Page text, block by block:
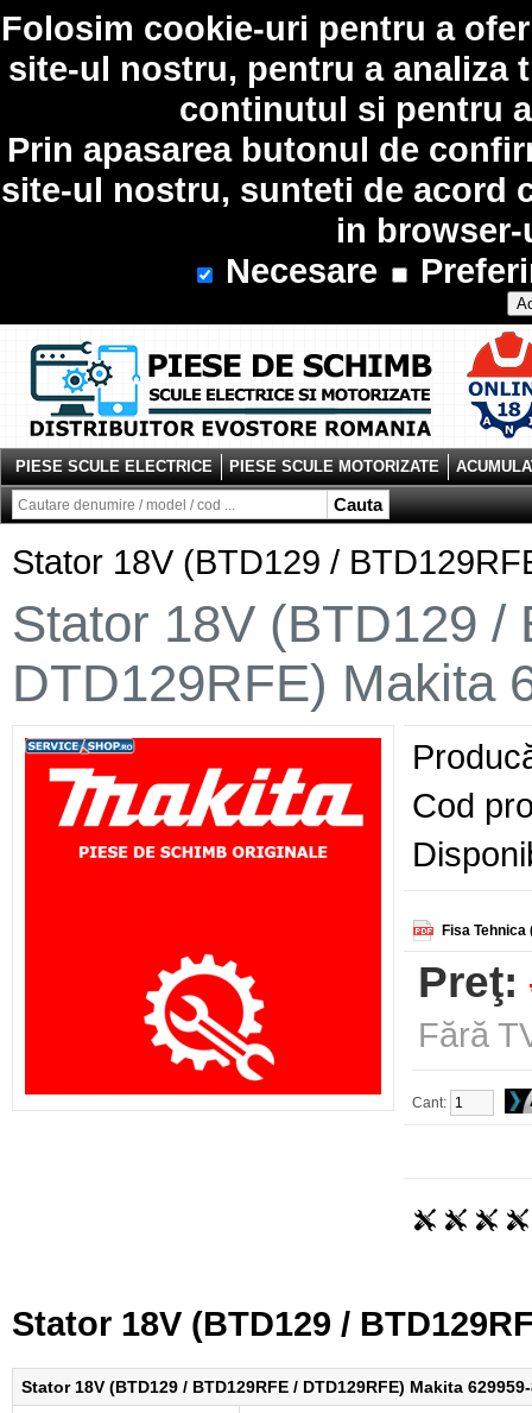
Folosim cookie-uri pentru a
site-ul nostru, pentru a analiza
continutul si pentru
Prin apasarea butonul de
site-ul nostru, sunteti de acord
in
Necesare
Cauta
PIESE SCULE ELECTRICE PIESE SCULE MOTORIZATE
Stator 18V (BTD129 /
Stator 18V (BTD129 /
DTD129RFE) Makita
Cod
Fisa Tehnica
Preţ:
Fără
Cant:
Stator 18V (BTD129 /
Stator 18V (BTD129 / BTD129RFE / DTD129RFE) Makita